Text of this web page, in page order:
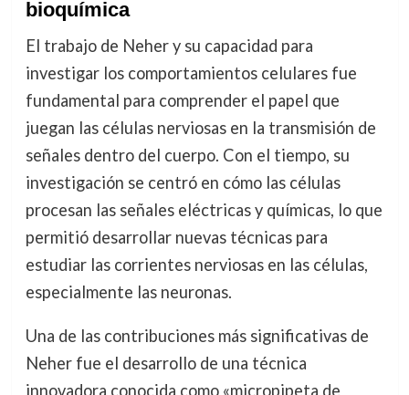
bioquímica
El trabajo de Neher y su capacidad para
investigar los comportamientos celulares fue
fundamental para comprender el papel que
juegan las células nerviosas en la transmisión de
señales dentro del cuerpo. Con el tiempo, su
investigación se centró en cómo las células
procesan las señales eléctricas y químicas, lo que
permitió desarrollar nuevas técnicas para
estudiar las corrientes nerviosas en las células,
especialmente las neuronas.
Una de las contribuciones más significativas de
Neher fue el desarrollo de una técnica
innovadora conocida como «micropipeta de